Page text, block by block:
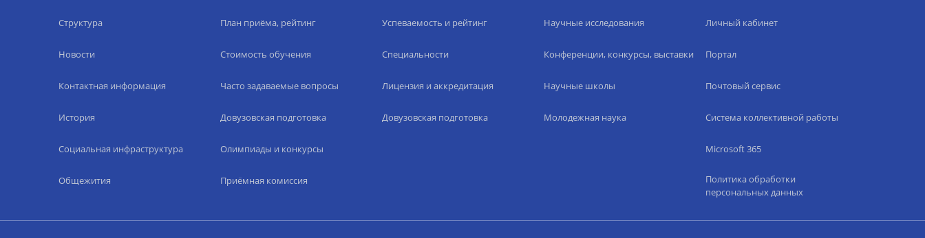
Структура
Новости
Контактная информация
История
Социальная инфраструктура
Общежития
План приёма, рейтинг
Стоимость обучения
Часто задаваемые вопросы
Довузовская подготовка
Олимпиады и конкурсы
Приёмная комиссия
Успеваемость и рейтинг
Специальности
Лицензия и аккредитация
Довузовская подготовка
Научные исследования
Конференции, конкурсы, выставки
Научные школы
Молодежная наука
Личный кабинет
Портал
Почтовый сервис
Система коллективной работы
Microsoft 365
Политика обработки
персональных данных